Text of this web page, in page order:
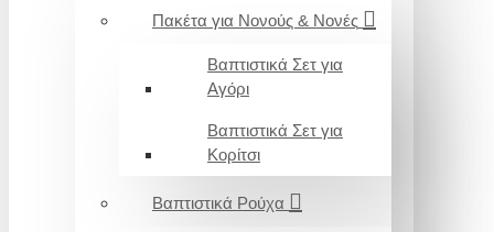
Πακέτα για Νονούς & Νονές
Βαπτιστικά Σετ για
Αγόρι
Βαπτιστικά Σετ για
Κορίτσι
Βαπτιστικά Ρούχα